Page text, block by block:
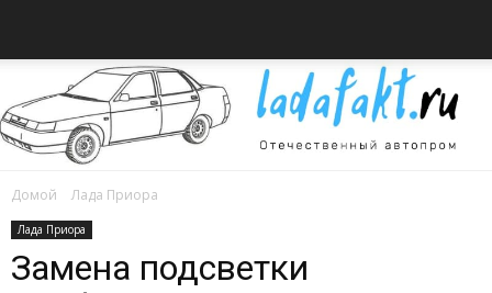
Домой Лада Приора
Лада Приора
Замена подсветки